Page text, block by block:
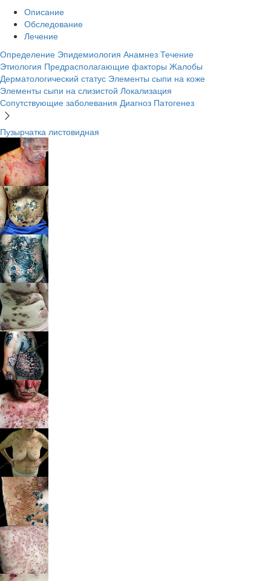
Описание
Обследование
Лечение
Определение Эпидемиология Анамнез Течение
Этиология Предрасполагающие факторы Жалобы
Дерматологический статус Элементы сыпи на коже
Элементы сыпи на слизистой Локализация
Сопутствующие заболевания Диагноз Патогенез
Пузырчатка листовидная